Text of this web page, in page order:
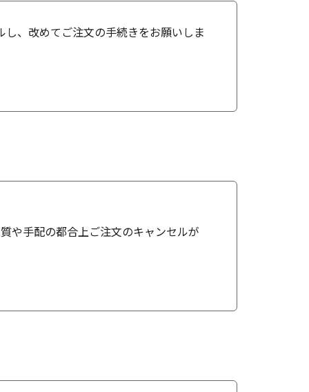
、改めてご注文の手続きをお願いしま
や手配の都合上ご注文のキャンセルが